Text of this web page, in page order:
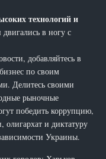
технологий и
в ногу с
добавляйтесь в
по своим
Делитесь своими
рыночные
победить коррупцию,
и диктатуру
Украины.